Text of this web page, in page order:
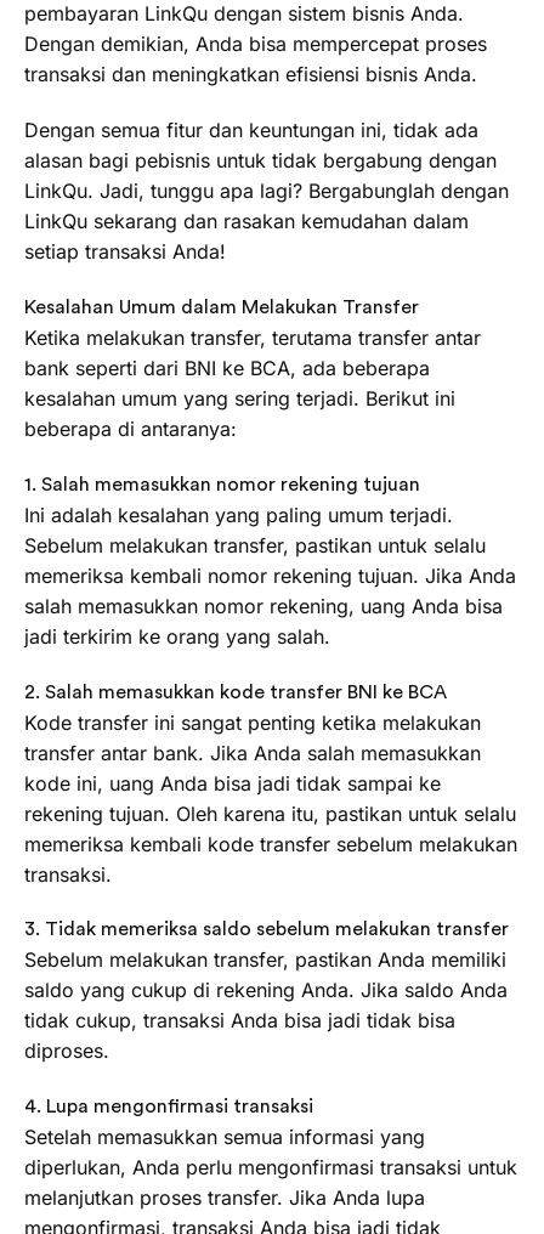
pembayaran LinkQu dengan sistem bisnis Anda.
Dengan demikian, Anda bisa mempercepat proses
transaksi dan meningkatkan efisiensi bisnis Anda.
Dengan semua fitur dan keuntungan ini, tidak ada
alasan bagi pebisnis untuk tidak bergabung dengan
LinkQu. Jadi, tunggu apa lagi? Bergabunglah dengan
LinkQu sekarang dan rasakan kemudahan dalam
setiap transaksi Anda!
Kesalahan Umum dalam Melakukan Transfer
Ketika melakukan transfer, terutama transfer antar
bank seperti dari BNI ke BCA, ada beberapa
kesalahan umum yang sering terjadi. Berikut ini
beberapa di antaranya:
1. Salah memasukkan nomor rekening tujuan
Ini adalah kesalahan yang paling umum terjadi.
Sebelum melakukan transfer, pastikan untuk selalu
memeriksa kembali nomor rekening tujuan. Jika Anda
salah memasukkan nomor rekening, uang Anda bisa
jadi terkirim ke orang yang salah.
2. Salah memasukkan kode transfer BNI ke BCA
Kode transfer ini sangat penting ketika melakukan
transfer antar bank. Jika Anda salah memasukkan
kode ini, uang Anda bisa jadi tidak sampai ke
rekening tujuan. Oleh karena itu, pastikan untuk selalu
memeriksa kembali kode transfer sebelum melakukan
transaksi.
3. Tidak memeriksa saldo sebelum melakukan transfer
Sebelum melakukan transfer, pastikan Anda memiliki
saldo yang cukup di rekening Anda. Jika saldo Anda
tidak cukup, transaksi Anda bisa jadi tidak bisa
diproses.
4. Lupa mengonfirmasi transaksi
Setelah memasukkan semua informasi yang
diperlukan, Anda perlu mengonfirmasi transaksi untuk
melanjutkan proses transfer. Jika Anda lupa
mengonfirmasi, transaksi Anda bisa jadi tidak